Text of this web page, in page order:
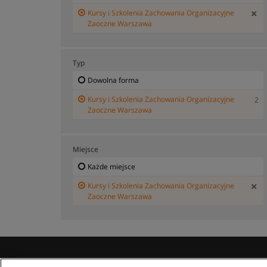
Kursy i Szkolenia Zachowania Organizacyjne
Zaoczne Warszawa
Typ
Dowolna forma
Kursy i Szkolenia Zachowania Organizacyjne
Zaoczne Warszawa
2
Miejsce
Każde miejsce
Kursy i Szkolenia Zachowania Organizacyjne
Zaoczne Warszawa